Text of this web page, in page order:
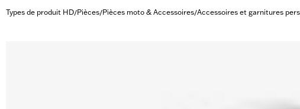
Types de produit HD/Pièces/Pièces moto & Accessoires/Accessoires et garnitures